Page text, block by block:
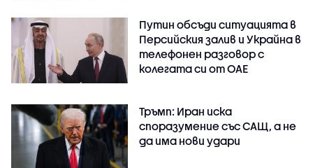
Путин обсъди ситуацията в
Персийския залив и Украйна в
телефонен разговор с
колегата си от ОАЕ
Тръмп: Иран иска
споразумение със САЩ, а не
да има нови удари